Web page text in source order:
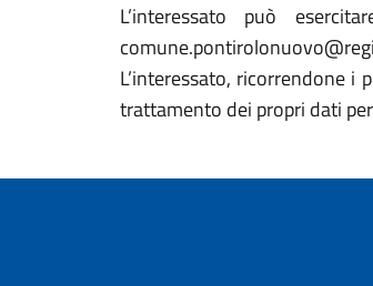
L’interessato può
L’interessato, ricorrendone
trattamento dei propri dati